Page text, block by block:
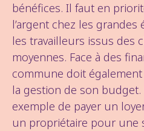
bénéfices. Il faut en
l’argent chez les
les travailleurs issus des
moyennes. Face à des
commune doit
la gestion de son
exemple de payer un
un propriétaire pour une